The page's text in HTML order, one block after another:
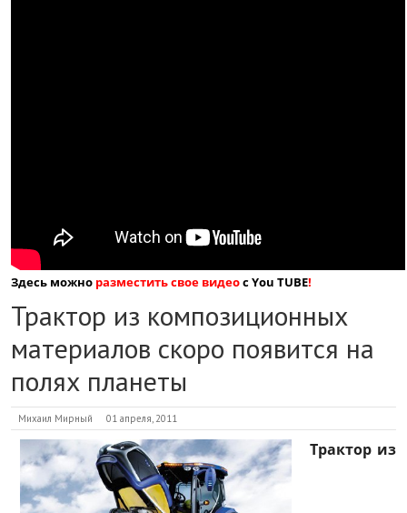
Здесь можно разместить свое видеос You TUBE!
Трактор из композиционных
материалов скоро появится на
полях планеты
Михаил Мирный 01 апреля, 2011
Трактор из